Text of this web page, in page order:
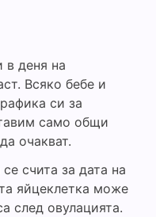
в деня на
Всяко бебе и
си за
само общи
очакват.
счита за дата на
яйцеклетка може
след овулацията.